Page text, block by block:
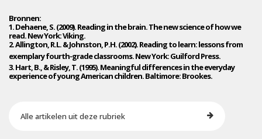
Bronnen:
1. Dehaene, S. (2009). Reading in the brain. The new science of how we
read. New York: Viking.
2. Allington, R.L. & Johnston, P.H. (2002). Reading to learn: lessons from
exemplary fourth-grade classrooms. New York: Guilford Press.
3. Hart, B., & Risley, T. (1995). Meaningful differences in the everyday
experience of young American children. Baltimore: Brookes.
Alle artikelen uit deze rubriek